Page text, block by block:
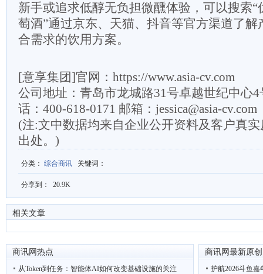
新手或追求低醇无负担微醺体验，可以搜索
萄酒”通过京东、天猫、抖音等官方渠道了
合需求的饮用方案。
[意享集团]官网：https://www.asia-cv.com
公司地址：青岛市龙城路31号卓越世纪中心
话：400-618-0171 邮箱：jessica@asia-cv.com
(注:文中数据均来自企业公开资料及客户真
出处。)
分类 ： 综合商讯 关键词 ：
分享到： 20.9K
相关文章
商讯网热点
从Token到任务：智能体AI如何改变基础设施的关注
商讯网最新原创
护航2026斗鱼